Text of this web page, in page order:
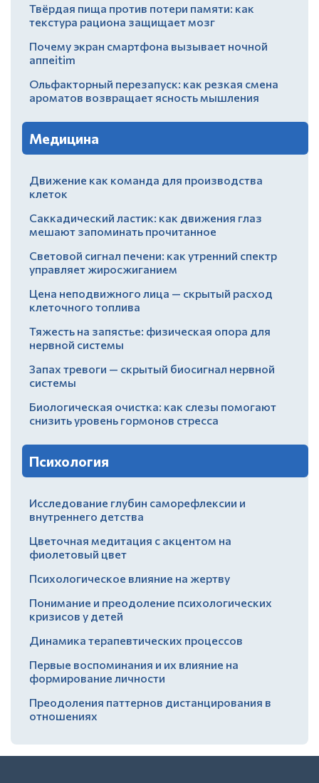
Твёрдая пища против потери памяти: как
текстура рациона защищает мозг
Почему экран смартфона вызывает ночной
аппеitim
Ольфакторный перезапуск: как резкая смена
ароматов возвращает ясность мышления
Медицина
Движение как команда для производства
клеток
Саккадический ластик: как движения глаз
мешают запоминать прочитанное
Световой сигнал печени: как утренний спектр
управляет жиросжиганием
Цена неподвижного лица — скрытый расход
клеточного топлива
Тяжесть на запястье: физическая опора для
нервной системы
Запах тревоги — скрытый биосигнал нервной
системы
Биологическая очистка: как слезы помогают
снизить уровень гормонов стресса
Психология
Исследование глубин саморефлексии и
внутреннего детства
Цветочная медитация с акцентом на
фиолетовый цвет
Психологическое влияние на жертву
Понимание и преодоление психологических
кризисов у детей
Динамика терапевтических процессов
Первые воспоминания и их влияние на
формирование личности
Преодоления паттернов дистанцирования в
отношениях